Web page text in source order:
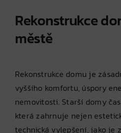
Rekonstrukce
městě
Rekonstrukce domu je
vyššího komfortu, úspory
nemovitosti. Starší domy
která zahrnuje nejen
technická vylepšení, jako je